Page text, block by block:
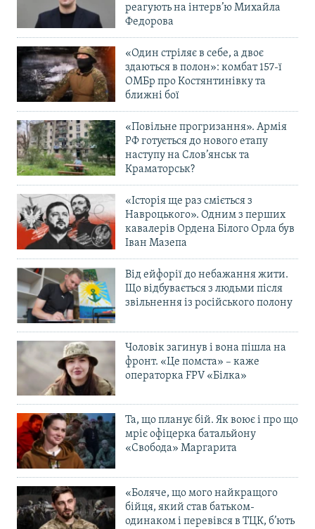
реагують на інтерв’ю Михайла
Федорова
«Один стріляє в себе, а двоє
здаються в полон»: комбат 157-ї
ОМБр про Костянтинівку та
ближні бої
«Повільне прогризання». Армія
РФ готується до нового етапу
наступу на Слов’янськ та
Краматорськ?
«Історія ще раз сміється з
Навроцького». Одним з перших
кавалерів Ордена Білого Орла був
Іван Мазепа
Від ейфорії до небажання жити.
Що відбувається з людьми після
звільнення із російського полону
Чоловік загинув і вона пішла на
фронт. «Це помста» – каже
операторка FPV «Білка»
Та, що планує бій. Як воює і про що
мріє офіцерка батальйону
«Свобода» Маргарита
«Боляче, що мого найкращого
бійця, який став батьком-
одинаком і перевівся в ТЦК, б’ють